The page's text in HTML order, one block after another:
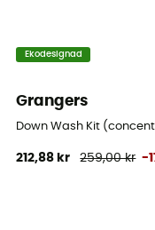
Ekodesignad
Grangers
Down Wash Kit
212,88 kr 259,00 kr -